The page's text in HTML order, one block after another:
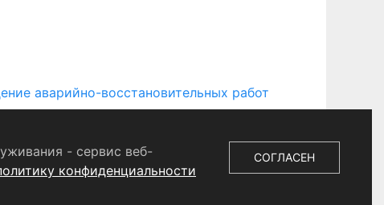
аварийно-восстановительных работ
СМИ
- сервис веб-
конфиденциальности
СОГЛАСЕН